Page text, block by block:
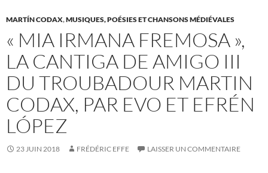
MARTÍN CODAX,MUSIQUES, POÉSIES ET CHANSONS MÉDIÉVALES
« MIA IRMANA FREMOSA »,
LA CANTIGA DE AMIGO III
DU TROUBADOUR MARTIN
CODAX, PAR EVO ET EFRÉN
LÓPEZ
23 JUIN 2018 FRÉDÉRIC EFFE LAISSER UN COMMENTAIRE